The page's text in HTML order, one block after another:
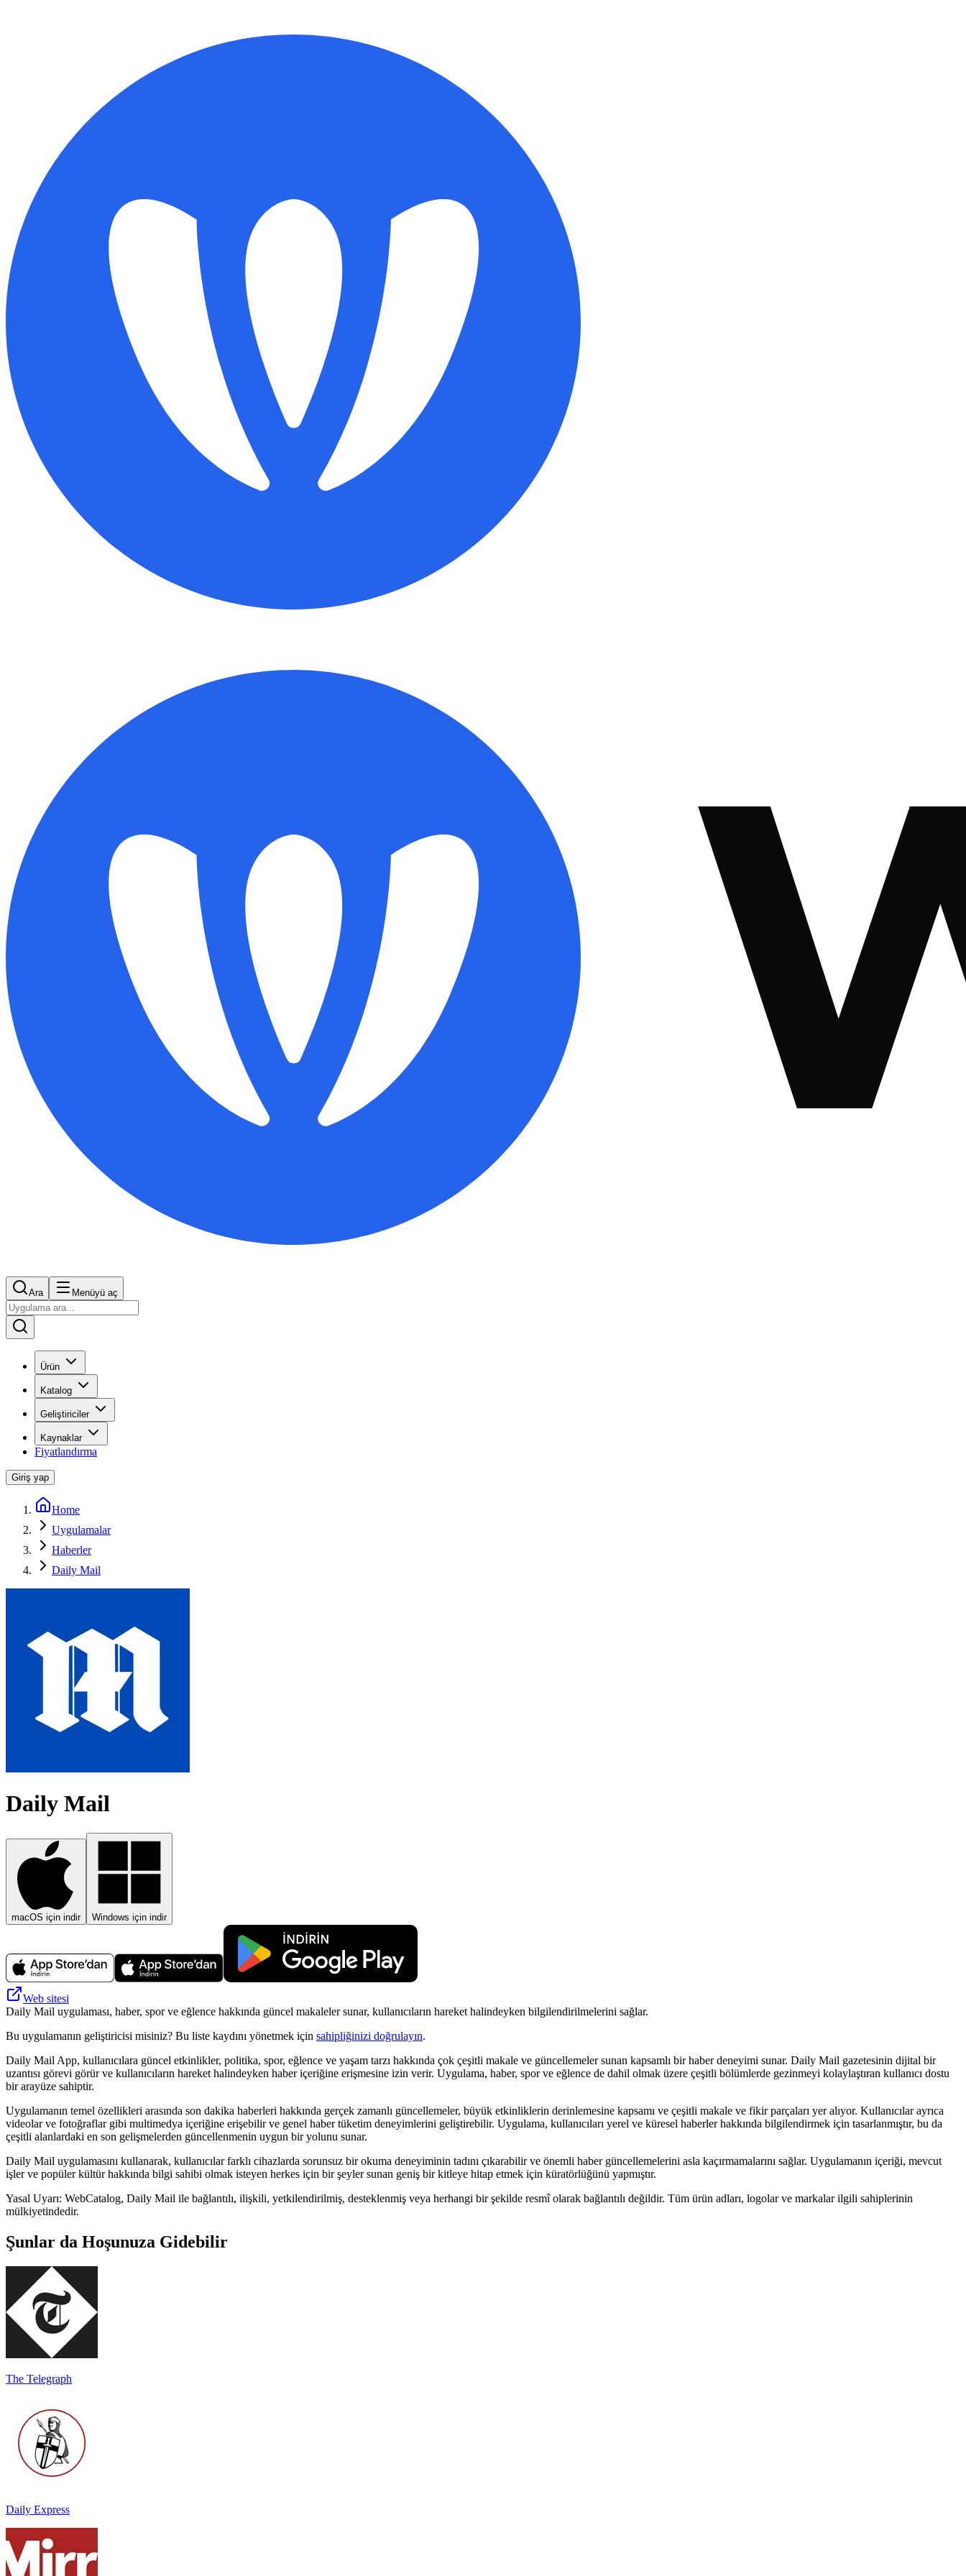
Ara Menüyü aç
Ürün
Katalog
Geliştiriciler
Kaynaklar
Fiyatlandırma
Giriş yap
Home
Uygulamalar
Haberler
Daily Mail
Daily Mail
macOS için indir Windows için indir
Web sitesi
Daily Mail uygulaması, haber, spor ve eğlence hakkında güncel makaleler sunar, kullanıcıların hareket halindeyken bilgilendirilmelerini sağlar.
Bu uygulamanın geliştiricisi misiniz? Bu liste kaydını yönetmek için sahipliğinizi doğrulayın.
Daily Mail App, kullanıcılara güncel etkinlikler, politika, spor, eğlence ve yaşam tarzı hakkında çok çeşitli makale ve güncellemeler sunan kapsamlı bir haber deneyimi sunar. Daily Mail gazetesinin dijital bir
uzantısı görevi görür ve kullanıcıların hareket halindeyken haber içeriğine erişmesine izin verir. Uygulama, haber, spor ve eğlence de dahil olmak üzere çeşitli bölümlerde gezinmeyi kolaylaştıran kullanıcı dostu
bir arayüze sahiptir.
Uygulamanın temel özellikleri arasında son dakika haberleri hakkında gerçek zamanlı güncellemeler, büyük etkinliklerin derinlemesine kapsamı ve çeşitli makale ve fikir parçaları yer alıyor. Kullanıcılar ayrıca
videolar ve fotoğraflar gibi multimedya içeriğine erişebilir ve genel haber tüketim deneyimlerini geliştirebilir. Uygulama, kullanıcıları yerel ve küresel haberler hakkında bilgilendirmek için tasarlanmıştır, bu da
çeşitli alanlardaki en son gelişmelerden güncellenmenin uygun bir yolunu sunar.
Daily Mail uygulamasını kullanarak, kullanıcılar farklı cihazlarda sorunsuz bir okuma deneyiminin tadını çıkarabilir ve önemli haber güncellemelerini asla kaçırmamalarını sağlar. Uygulamanın içeriği, mevcut
işler ve popüler kültür hakkında bilgi sahibi olmak isteyen herkes için bir şeyler sunan geniş bir kitleye hitap etmek için küratörlüğünü yapmıştır.
Yasal Uyarı: WebCatalog, Daily Mail ile bağlantılı, ilişkili, yetkilendirilmiş, desteklenmiş veya herhangi bir şekilde resmî olarak bağlantılı değildir. Tüm ürün adları, logolar ve markalar ilgili sahiplerinin
mülkiyetindedir.
Şunlar da Hoşunuza Gidebilir
The Telegraph
Daily Express